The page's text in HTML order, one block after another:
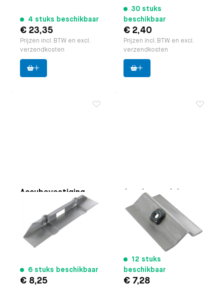
4 stuks beschikbaar
€ 23,35
Prijzen incl. BTW en excl.
verzendkosten
30 stuks
beschikbaar
€ 2,40
Prijzen incl. BTW en excl.
verzendkosten
Accubevestiging
bovenzijde
Toepasbaar op Bus
8.1967 t/m 7.1979
Paruzzi nummer:
Merk:Autocraft
6 stuks beschikbaar
€ 8,25
Accubevestiging
lasbeugel
onderzijde
Toepasbaar op Bus
8.1967 t/m 7.1979
Paruzzi nummer:
23781
Autocraft
12 stuks
beschikbaar
€ 7,28